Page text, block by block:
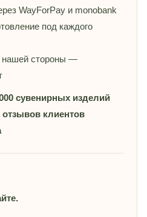
WayForPay и monobank
под каждого
нашей стороны —
сувенирных изделий
отзывов клиентов